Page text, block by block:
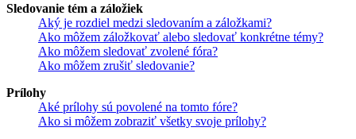
Sledovanie tém a záložiek
Aký je rozdiel medzi sledovaním a záložkami?
Ako môžem záložkovať alebo sledovať konkrétne témy?
Ako môžem sledovať zvolené fóra?
Ako môžem zrušiť sledovanie?
Prílohy
Aké prílohy sú povolené na tomto fóre?
Ako si môžem zobraziť všetky svoje prílohy?